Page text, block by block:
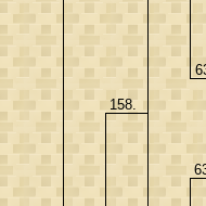
158.